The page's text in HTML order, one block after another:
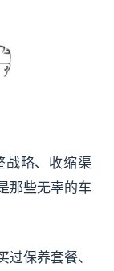
战略、收缩渠
那些无辜的车
保养套餐、